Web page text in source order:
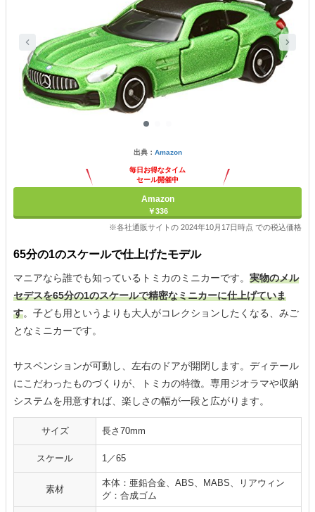
出典： Amazon
毎日お得なタイム
セール開催中
Amazon
￥336
※各社通販サイトの 2024年10月17日時点 での税込価格
65分の1のスケールで仕上げたモデル
マニアなら誰でも知っているトミカのミニカーです。 実物のメル
セデスを65分の1のスケールで精密なミニカーに仕上げていま
す。子ども用というよりも大人がコレクションしたくなる、みご
となミニカーです。
サスペンションが可動し、左右のドアが開閉します。ディテール
にこだわったものづくりが、トミカの特徴。専用ジオラマや収納
システムを用意すれば、楽しさの幅が一段と広がります。
サイズ 長さ70mm
スケール 1／65
素材
本体：亜鉛合金、ABS、MABS、リアウィン
グ：合成ゴム